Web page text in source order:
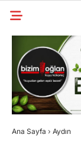
Ana Sayfa › Aydın